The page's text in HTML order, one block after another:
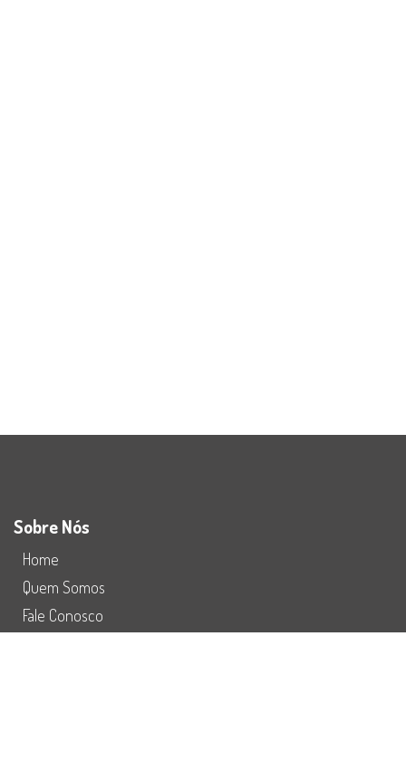
Sobre Nós
Home
Quem Somos
Fale Conosco